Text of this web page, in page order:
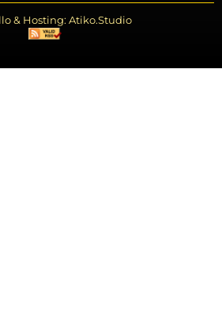
& Hosting: Atiko.Studio